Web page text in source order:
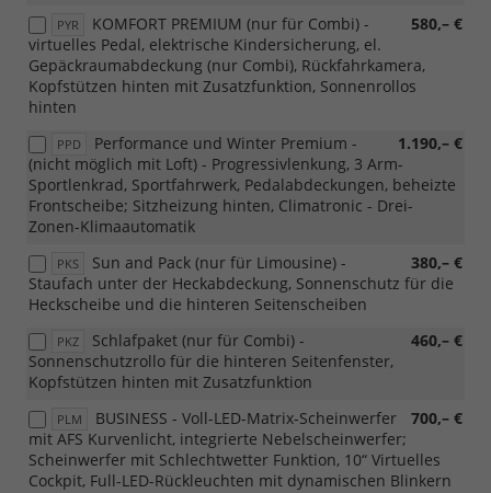
PYR 580,– €
KOMFORT PREMIUM (nur für Combi) -
virtuelles Pedal, elektrische Kindersicherung, el.
Gepäckraumabdeckung (nur Combi), Rückfahrkamera,
Kopfstützen hinten mit Zusatzfunktion, Sonnenrollos
hinten
PPD 1.190,– €
Performance und Winter Premium -
(nicht möglich mit Loft) - Progressivlenkung, 3 Arm-
Sportlenkrad, Sportfahrwerk, Pedalabdeckungen, beheizte
Frontscheibe; Sitzheizung hinten, Climatronic - Drei-
Zonen-Klimaautomatik
PKS 380,– €
Sun and Pack (nur für Limousine) -
Staufach unter der Heckabdeckung, Sonnenschutz für die
Heckscheibe und die hinteren Seitenscheiben
PKZ 460,– €
Schlafpaket (nur für Combi) -
Sonnenschutzrollo für die hinteren Seitenfenster,
Kopfstützen hinten mit Zusatzfunktion
PLM 700,– €
BUSINESS - Voll-LED-Matrix-Scheinwerfer
mit AFS Kurvenlicht, integrierte Nebelscheinwerfer;
Scheinwerfer mit Schlechtwetter Funktion, 10“ Virtuelles
Cockpit, Full-LED-Rückleuchten mit dynamischen Blinkern